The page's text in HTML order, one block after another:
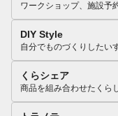
ワークショップ、施設予
DIY Style
自分でものづくりしたい
くらシェア
商品を組み合わせたくら